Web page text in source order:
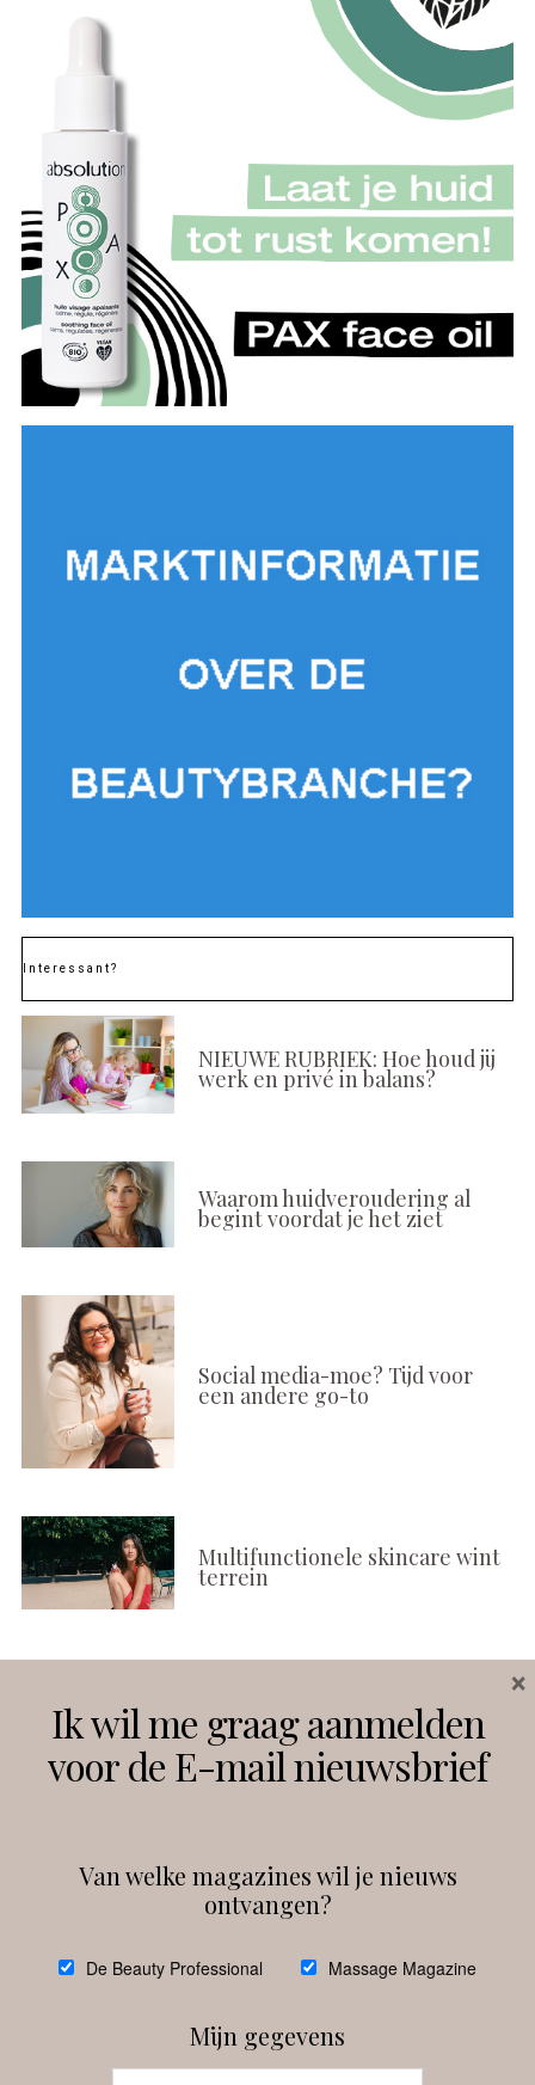
Interessant?
NIEUWE RUBRIEK: Hoe houd jij
werk en privé in balans?
Waarom huidveroudering al
begint voordat je het ziet
Social media-moe? Tijd voor
een andere go-to
Multifunctionele skincare wint
terrein
Instagram Facebook
debeautyprofessional
Ik wil me graag aanmelden
voor de E-mail nieuwsbrief
Van welke magazines wil je nieuws
ontvangen?
De Beauty Professional Massage Magazine
Mijn gegevens
×